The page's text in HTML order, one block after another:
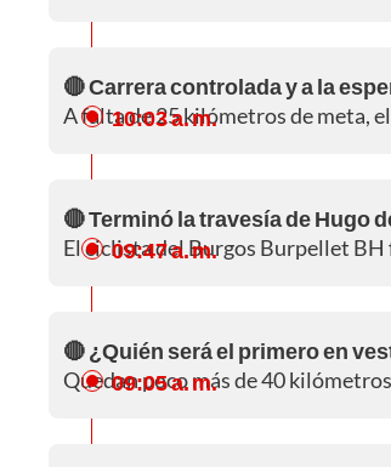
🔴 Carrera controlada y a la
A falta de 25 kilómetros de meta,
10:03 a. m.
🔴 Terminó la travesía de Hugo
El ciclista del Burgos Burpellet BH
09:47 a. m.
🔴 ¿Quién será el primero en
Quedan poco más de 40
09:05 a. m.